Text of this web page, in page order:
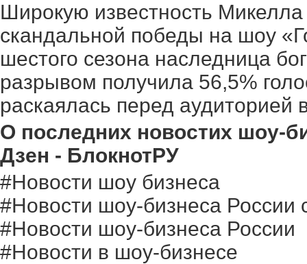
Широкую известность
скандальной победы на шоу
шестого сезона наследница
разрывом получила 56,5%
раскаялась перед
О последних новостих шоу-
Дзен - БлокнотРУ
#Новости шоу бизнеса
#Новости шоу-бизнеса России
#Новости шоу-бизнеса России
#Новости в шоу-бизнесе